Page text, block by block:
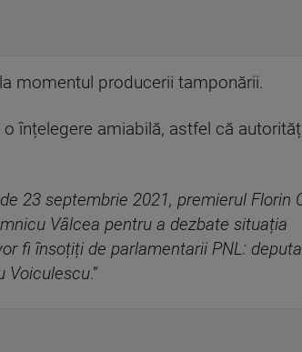
momentul producerii tamponării.
înțelegere amiabilă, astfel că
23 septembrie 2021, premierul Florin
Vâlcea pentru a dezbate situația
fi însoțiți de parlamentarii PNL:
Voiculescu.”